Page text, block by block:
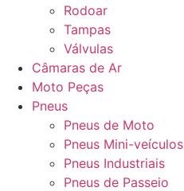
Rodoar
Tampas
Válvulas
Câmaras de Ar
Moto Peças
Pneus
Pneus de Moto
Pneus Mini-veículos
Pneus Industriais
Pneus de Passeio